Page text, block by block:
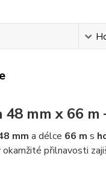
48 mm x 66
mm a délce 66 m s
okamžité přilnavosti